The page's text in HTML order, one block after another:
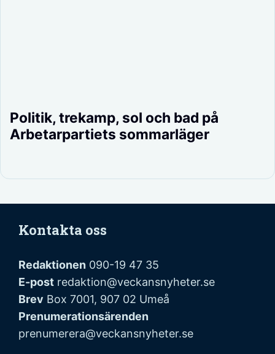
Politik, trekamp, sol och bad på
Arbetarpartiets sommarläger
Kontakta oss
Redaktionen 090-19 47 35
E-post redaktion@veckansnyheter.se
Brev Box 7001, 907 02 Umeå
Prenumerationsärenden
prenumerera@veckansnyheter.se